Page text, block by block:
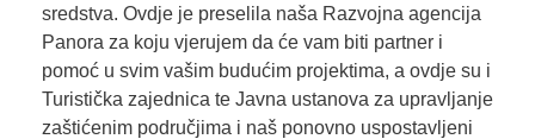
sredstva. Ovdje je preselila naša Razvojna agencija
Panora za koju vjerujem da će vam biti partner i
pomoć u svim vašim budućim projektima, a ovdje su i
Turistička zajednica te Javna ustanova za upravljanje
zaštićenim područjima i naš ponovno uspostavljeni